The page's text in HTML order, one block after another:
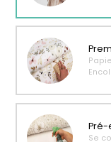
Affiche bébé
premières fois
À partir
de
Pré-
Se